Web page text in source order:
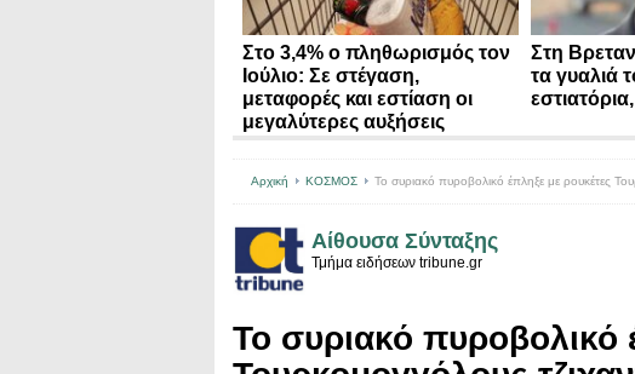
Στο 3,4% ο πληθωρισμός τον
Ιούλιο: Σε στέγαση,
μεταφορές και εστίαση οι
μεγαλύτερες αυξήσεις
Στη
τα γυαλιά
Αρχική ΚΟΣΜΟΣ Το συριακό πυροβολικό έπληξε με ρουκέτες
Αίθουσα Σύνταξης
Τμήμα ειδήσεων tribune.gr
Το συριακό πυροβολικό